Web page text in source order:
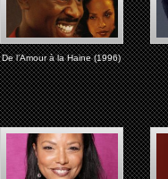
De l’Amour à la Haine (1996)